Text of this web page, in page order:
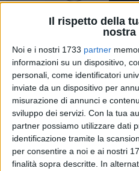
Il rispetto della
Noi e i nostri 1733 partner
informazioni su un dispositivo,
personali, come identificatori
inviate da un dispositivo per
misurazione di annunci e
sviluppo dei servizi. Con la tua
partner possiamo utilizzare dati
identificazione tramite la
per consentire a noi e ai nostri
finalità sopra descritte. In
«Esprimo la più grande
Presidente del Consiglio,
dimissioni del Ministro per gli